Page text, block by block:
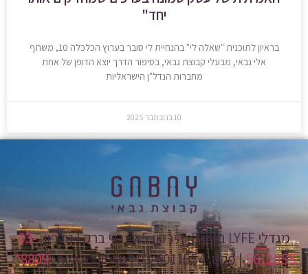
יחד"
בראיון לתוכנית "שאלה לי" בהנחיית לי סובר בערוץ הכלכלה 10, משתף
אלי גבאי, מבעלי קבוצת גבאי, בסיפור הדרך יוצא הדופן של אחת
מחברות הנדל"ן הישראליות
10 בנובמבר 2025
מגדלי LYFE בניין B, הירקון 5א', בני ברק | טלפון:
03-
5612055| פקס: 03-6011554 | טלפון מכירות: 8809*